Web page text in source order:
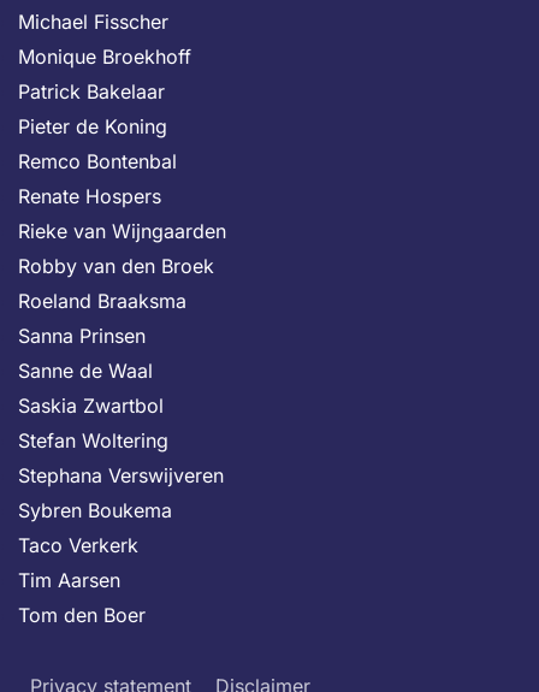
Michael Fisscher
Monique Broekhoff
Patrick Bakelaar
Pieter de Koning
Remco Bontenbal
Renate Hospers
Rieke van Wijngaarden
Robby van den Broek
Roeland Braaksma
Sanna Prinsen
Sanne de Waal
Saskia Zwartbol
Stefan Woltering
Stephana Verswijveren
Sybren Boukema
Taco Verkerk
Tim Aarsen
Tom den Boer
Privacy statement Disclaimer